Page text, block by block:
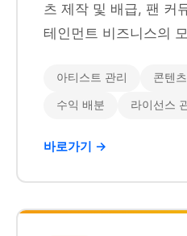
츠 제작 및 배급, 팬 커
테인먼트 비즈니스의
아티스트 관리 콘텐
수익 배분 라이선스
바로가기 →